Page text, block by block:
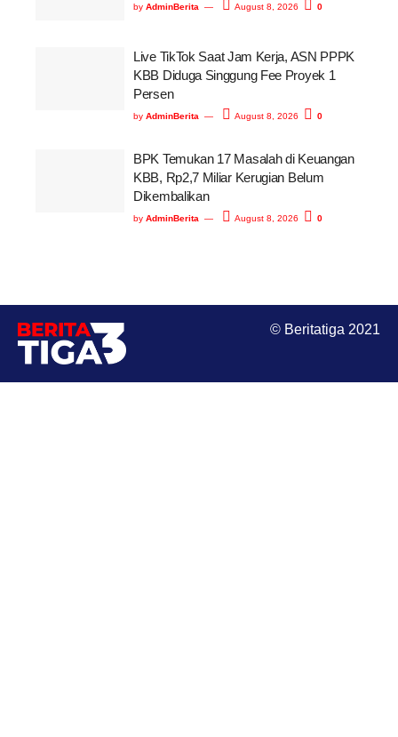
by AdminBerita August 8, 2026 0
Live TikTok Saat Jam Kerja, ASN PPPK
KBB Diduga Singgung Fee Proyek 1
Persen
by AdminBerita August 8, 2026 0
BPK Temukan 17 Masalah di Keuangan
KBB, Rp2,7 Miliar Kerugian Belum
Dikembalikan
by AdminBerita August 8, 2026 0
© Beritatiga 2021